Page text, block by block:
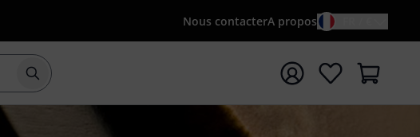
Nous contacterA propos
Démarrer la recherche avec le terme de recherche